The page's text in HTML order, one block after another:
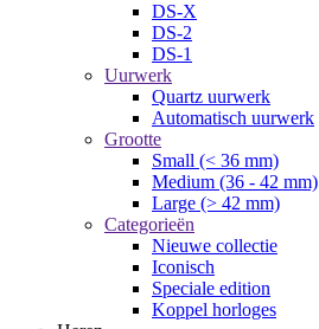
DS-X
DS-2
DS-1
Uurwerk
Quartz uurwerk
Automatisch uurwerk
Grootte
Small (< 36 mm)
Medium (36 - 42 mm)
Large (> 42 mm)
Categorieën
Nieuwe collectie
Iconisch
Speciale edition
Koppel horloges